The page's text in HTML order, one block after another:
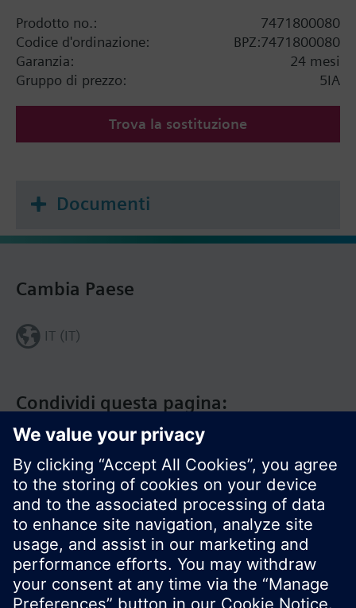
Prodotto no.:
7471800080
Codice d'ordinazione:
BPZ:7471800080
Garanzia:
24 mesi
Gruppo di prezzo:
5IA
Trova la sostituzione
Documenti
Condividi questa pagina:
Cambia Paese
IT (IT)
Siemens Italia